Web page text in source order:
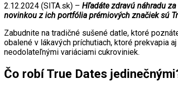
2.12.2024 (SITA.sk) – Hľadáte zdravú náhradu
novinkou z ich portfólia prémiových značiek sú
Zabudnite na tradičné sušené datle, ktoré
obalené v lákavých príchutiach, ktoré prekvapia
neodolateľnými variáciami cukroviniek.
Čo robí True Dates